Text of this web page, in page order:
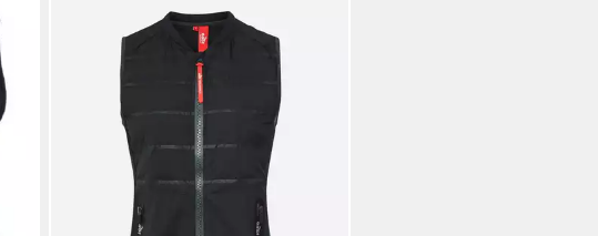
Reitweste Weste Damen
129,00 €